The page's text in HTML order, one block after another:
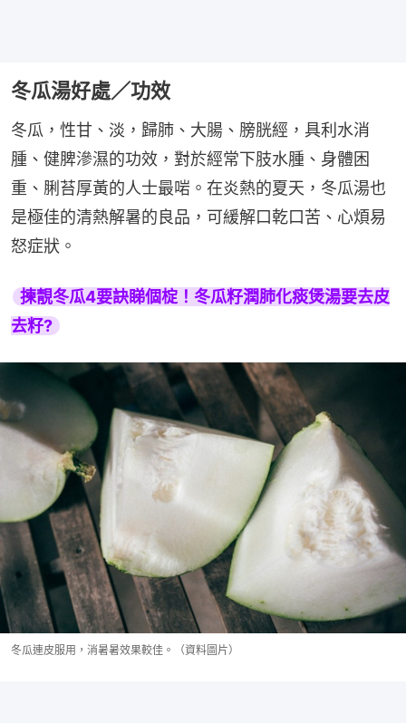
冬瓜湯好處／功效
冬瓜，性甘、淡，歸肺、大腸、膀胱經，具利水消
腫、健脾滲濕的功效，對於經常下肢水腫、身體困
重、脷苔厚黃的人士最啱。在炎熱的夏天，冬瓜湯也
是極佳的清熱解暑的良品，可緩解口乾口苦、心煩易
怒症狀。
揀靚冬瓜4要訣睇個椗！冬瓜籽潤肺化痰煲湯要去皮
去籽?
冬瓜連皮服用，消暑暑效果較佳。（資料圖片）